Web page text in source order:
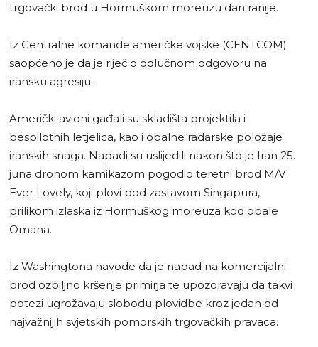
trgovački brod u Hormuškom moreuzu dan ranije.
Iz Centralne komande američke vojske (CENTCOM)
saopćeno je da je riječ o odlučnom odgovoru na
iransku agresiju.
Američki avioni gađali su skladišta projektila i
bespilotnih letjelica, kao i obalne radarske položaje
iranskih snaga. Napadi su uslijedili nakon što je Iran 25.
juna dronom kamikazom pogodio teretni brod M/V
Ever Lovely, koji plovi pod zastavom Singapura,
prilikom izlaska iz Hormuškog moreuza kod obale
Omana.
Iz Washingtona navode da je napad na komercijalni
brod ozbiljno kršenje primirja te upozoravaju da takvi
potezi ugrožavaju slobodu plovidbe kroz jedan od
najvažnijih svjetskih pomorskih trgovačkih pravaca.